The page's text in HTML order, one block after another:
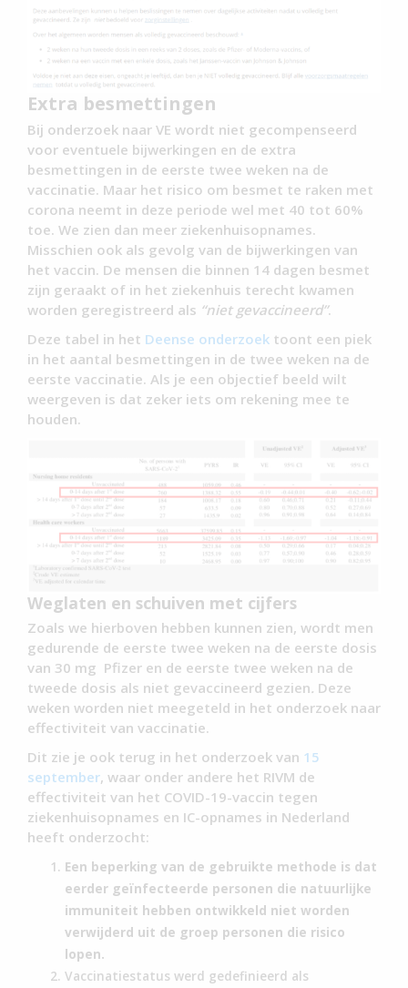
Extra besmettingen
Bij onderzoek naar VE wordt niet gecompenseerd
voor eventuele bijwerkingen en de extra
besmettingen in de eerste twee weken na de
vaccinatie. Maar het risico om besmet te raken met
corona neemt in deze periode wel met 40 tot 60%
toe. We zien dan meer ziekenhuisopnames.
Misschien ook als gevolg van de bijwerkingen van
het vaccin. De mensen die binnen 14 dagen besmet
zijn geraakt of in het ziekenhuis terecht kwamen
worden geregistreerd als “niet gevaccineerd”.
Deze tabel in het Deense onderzoek toont een piek
in het aantal besmettingen in de twee weken na de
eerste vaccinatie. Als je een objectief beeld wilt
weergeven is dat zeker iets om rekening mee te
houden.
Weglaten en schuiven met cijfers
Zoals we hierboven hebben kunnen zien, wordt men
gedurende de eerste twee weken na de eerste dosis
van 30 mg Pfizer en de eerste twee weken na de
tweede dosis als niet gevaccineerd gezien. Deze
weken worden niet meegeteld in het onderzoek naar
effectiviteit van vaccinatie.
Dit zie je ook terug in het onderzoek van 15
september, waar onder andere het RIVM de
effectiviteit van het COVID-19-vaccin tegen
ziekenhuisopnames en IC-opnames in Nederland
heeft onderzocht:
Een beperking van de gebruikte methode is dat
eerder geïnfecteerde personen die natuurlijke
immuniteit hebben ontwikkeld niet worden
verwijderd uit de groep personen die risico
lopen.
Vaccinatiestatus werd gedefinieerd als